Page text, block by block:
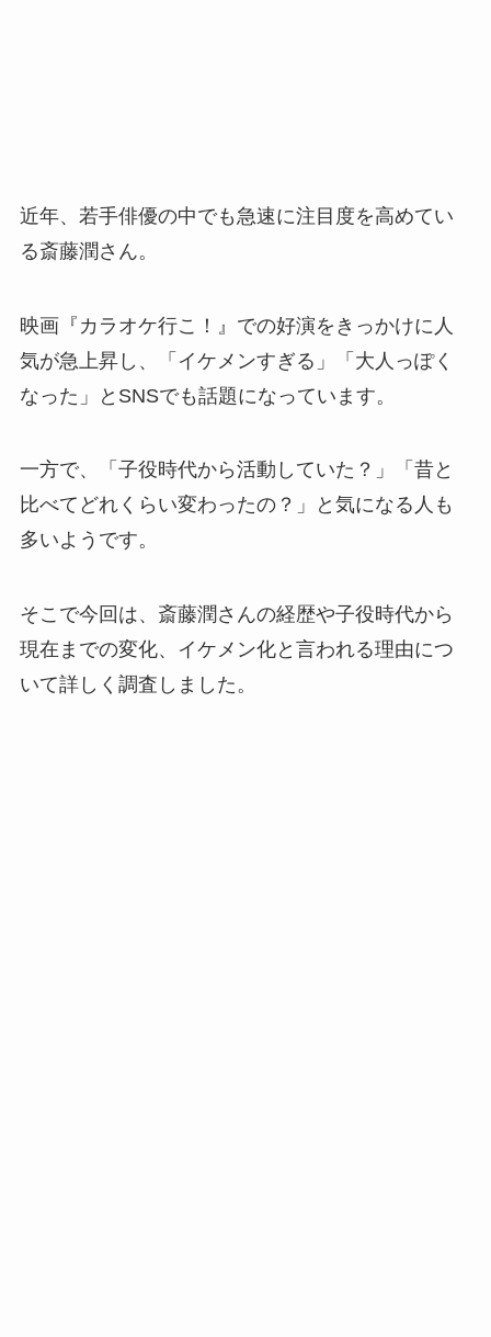
近年、若手俳優の中でも急速に注目度を高めてい
る斎藤潤さん。
映画『カラオケ行こ！』での好演をきっかけに人
気が急上昇し、「イケメンすぎる」「大人っぽく
なった」とSNSでも話題になっています。
一方で、「子役時代から活動していた？」「昔と
比べてどれくらい変わったの？」と気になる人も
多いようです。
そこで今回は、斎藤潤さんの経歴や子役時代から
現在までの変化、イケメン化と言われる理由につ
いて詳しく調査しました。